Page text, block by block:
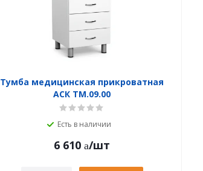
Тумба медицинская прикроватная
АСК ТМ.09.00
Есть в наличии
6 610 /шт